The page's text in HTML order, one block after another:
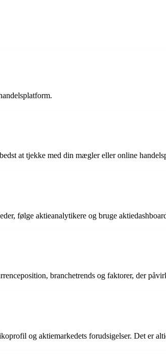
at tjekke med din mægler eller online
følge aktieanalytikere og bruge
branchetrends og faktorer, der
og aktiemarkedets forudsigelser. Det er